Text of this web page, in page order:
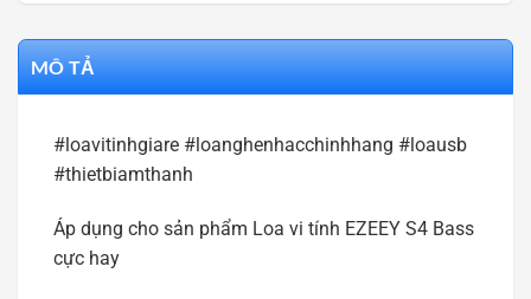
MÔ TẢ
#loavitinhgiare #loanghenhacchinhhang #loausb
#thietbiamthanh
Áp dụng cho sản phẩm Loa vi tính EZEEY S4 Bass
cực hay